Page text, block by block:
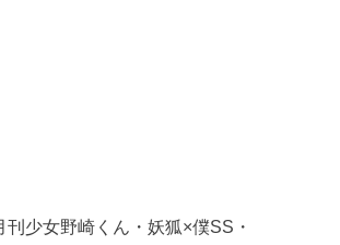
少女野崎くん・妖狐×僕SS・